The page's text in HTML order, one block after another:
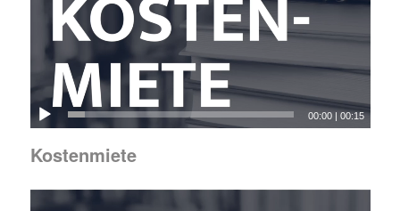
00:00 |00:15
Kostenmiete